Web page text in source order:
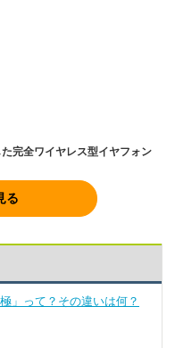
完全ワイヤレス型イヤフォン
る
」って？その違いは何？